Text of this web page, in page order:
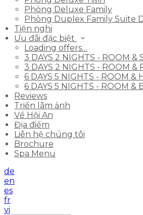
Phòng Deluxe Family
Phòng Duplex Family Suite
Tiện nghi
Ưu đãi đặc biệt
Loading offers…
3 DAYS 2 NIGHTS - ROOM &
3 DAYS 2 NIGHTS - ROOM &
6 DAYS 5 NIGHTS - ROOM &
6 DAYS 5 NIGHTS - ROOM &
Reviews
Triển lãm ảnh
Về Hội An
Địa điểm
Liên hệ chúng tôi
Brochure
Spa Menu
de
en
es
fr
vi